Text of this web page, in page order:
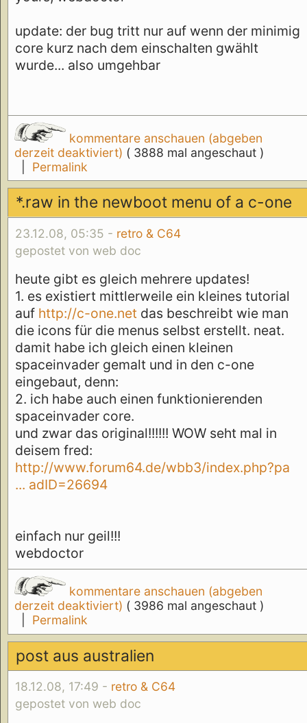
update: der bug tritt nur auf wenn der minimig
core kurz nach dem einschalten gwählt
wurde... also umgehbar
kommentare anschauen (abgeben
derzeit deaktiviert) ( 3888 mal angeschaut )
Permalink
*.raw in the newboot menu of a c-one
23.12.08, 05:35 - retro & C64
gepostet von web doc
heute gibt es gleich mehrere updates!
1. es existiert mittlerweile ein kleines tutorial
auf http://c-one.net das beschreibt wie man
die icons für die menus selbst erstellt. neat.
damit habe ich gleich einen kleinen
spaceinvader gemalt und in den c-one
eingebaut, denn:
2. ich habe auch einen funktionierenden
spaceinvader core.
und zwar das original!!!!!! WOW seht mal in
deisem fred:
http://www.forum64.de/wbb3/index.php?pa
... adID=26694
einfach nur geil!!!
webdoctor
kommentare anschauen (abgeben
derzeit deaktiviert) ( 3986 mal angeschaut )
Permalink
post aus australien
18.12.08, 17:49 - retro & C64
gepostet von web doc